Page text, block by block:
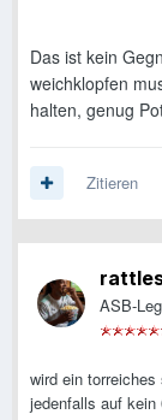
Das ist kein
weichklopfen
halten, genug
Zitieren
ASB-
wird ein
jedenfalls auf kein